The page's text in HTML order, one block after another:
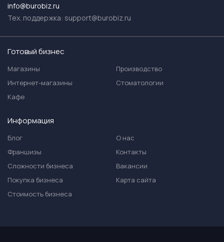
info@burobiz.ru
Тех. поддержка: support@burobiz.ru
Готовый бизнес
Магазины
Интернет-магазины
Кафе
Производство
Стоматологии
Информация
Блог
Франшизы
Сложности бизнеса
Покупка бизнеса
Стоимость бизнеса
О нас
Контакты
Вакансии
Карта сайта